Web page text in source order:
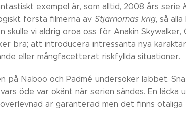
exempel är, som alltid, 2008 års serie
första filmerna av Stjärnornas krig, så
vi aldrig oroa oss för Anakin Skywalker,
bra; att introducera intressanta nya
eller mångfacetterat riskfyllda situationer.
på Naboo och Padmé undersöker labbet.
öde var okänt när serien sändes. En läcka
är garanterad men det finns otaliga